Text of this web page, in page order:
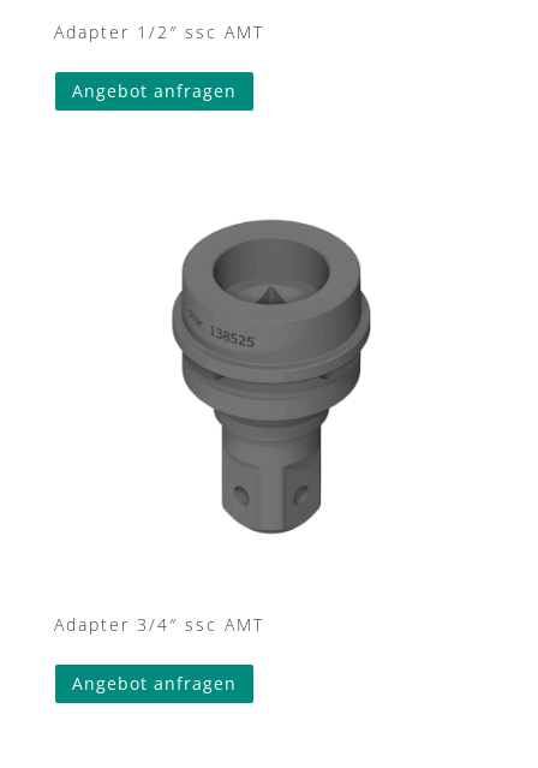
Adapter 1/2″ ssc AMT
Angebot anfragen
Adapter 3/4″ ssc AMT
Angebot anfragen